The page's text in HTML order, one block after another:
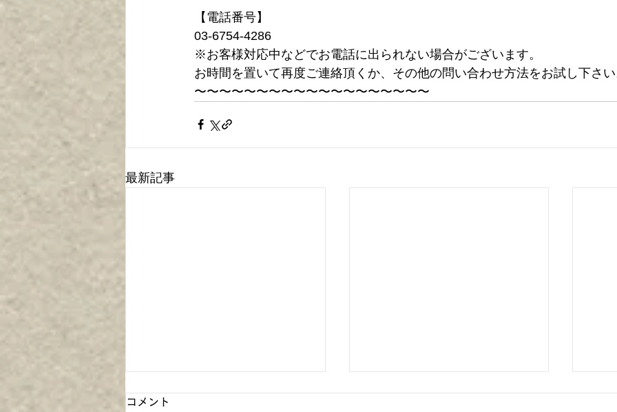
【電話番号】
03-6754-4286
※お客様対応中などでお電話に出られない場合がございます。
お時間を置いて再度ご連絡頂くか、その他の問い合わせ方法をお試し下さ
〜〜〜〜〜〜〜〜〜〜〜〜〜〜〜〜〜〜〜
最新記事
コメント